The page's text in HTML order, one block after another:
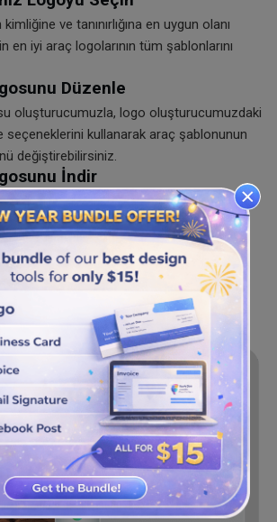
kimliğine ve tanınırlığına en uygun olanı
en iyi araç logolarının tüm şablonlarını
Düzenle
oluşturucumuzla, logo oluşturucumuzdaki
seçeneklerini kullanarak araç şablonunun
değiştirebilirsiniz.
İndir
hazır olduğunda ücretsiz indirme
basın. Logoyu PNG, SVG ve JPG
logo oluşturucumuza kaydedebilirsiniz.